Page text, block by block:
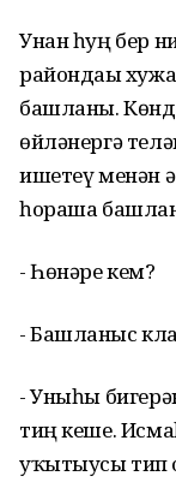
Унан һуң бер
райондағы
башланы.
өйләнергә
ишетеү менән
һораша
- Һөнәре кем?
- Башланғыс
- Уныһы
тиң кеше.
уҡытыусы тип